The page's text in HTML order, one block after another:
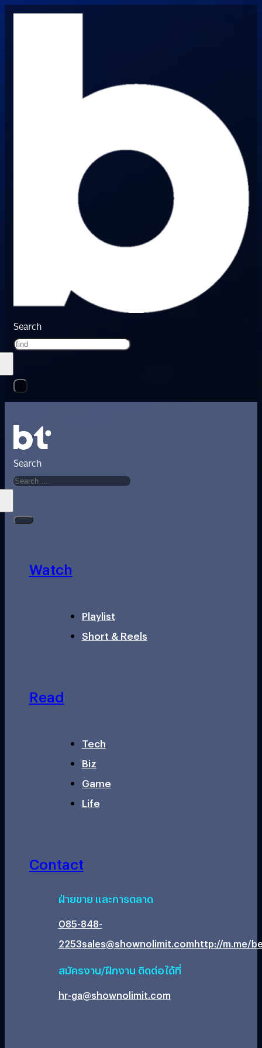
Search
Search
Watch
Playlist
Short & Reels
Read
Tech
Biz
Game
Life
Contact
ฝ่ายขาย และการตลาด
085-848-
2253sales@shownolimit.comhttp://m.me/
สมัครงาน/ฝึกงาน ติดต่อได้ที่
hr-ga@shownolimit.com